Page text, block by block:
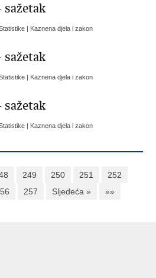
| Kaznena djela i zakon
| Kaznena djela i zakon
| Kaznena djela i zakon
249 250 251
252
257 Sljedeća » »»